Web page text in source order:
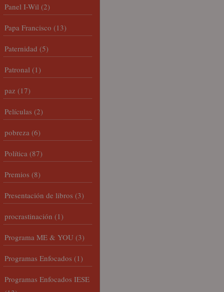
Panel I-Wil (2)
Papa Francisco (13)
Paternidad (5)
Patronal (1)
paz (17)
Películas (2)
pobreza (6)
Política (87)
Premios (8)
Presentación de libros (3)
procrastinación (1)
Programa ME & YOU (3)
Programas Enfocados (1)
Programas Enfocados IESE